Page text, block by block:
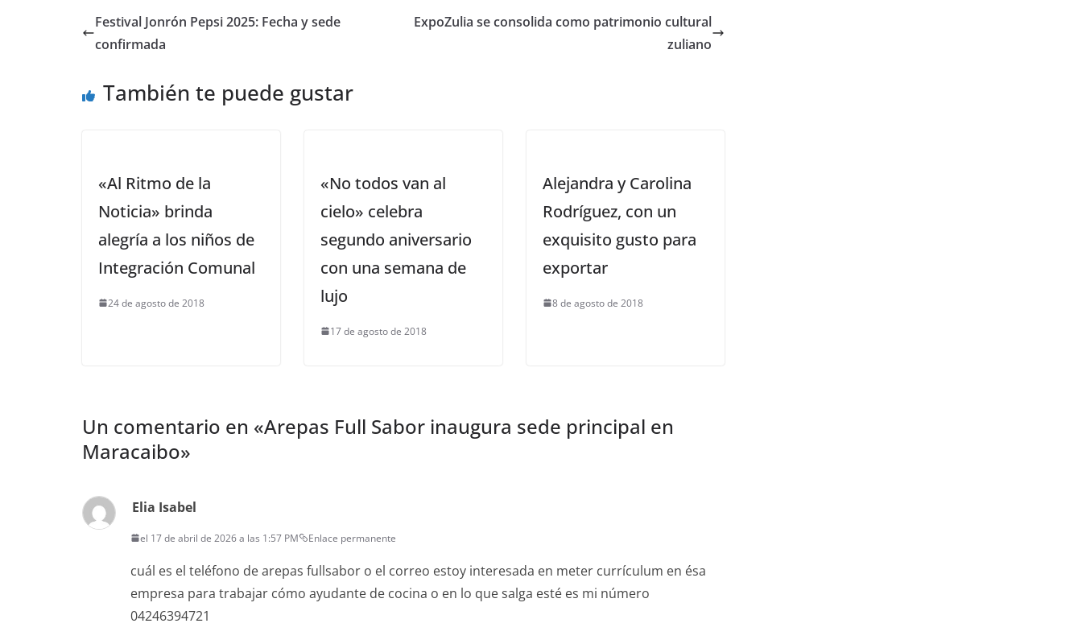
Festival Jonrón Pepsi 2025: Fecha y sede
confirmada
ExpoZulia se consolida como patrimonio cultural
zuliano
También te puede gustar
«Al Ritmo de la
Noticia» brinda
alegría a los niños de
Integración Comunal
24 de agosto de 2018
«No todos van al
cielo» celebra
segundo aniversario
con una semana de
lujo
17 de agosto de 2018
Alejandra y Carolina
Rodríguez, con un
exquisito gusto para
exportar
8 de agosto de 2018
Un comentario en «Arepas Full Sabor inaugura sede principal en
Maracaibo»
Elia Isabel
el 17 de abril de 2026 a las 1:57 PM Enlace permanente
cuál es el teléfono de arepas fullsabor o el correo estoy interesada en meter currículum en ésa
empresa para trabajar cómo ayudante de cocina o en lo que salga esté es mi número
04246394721